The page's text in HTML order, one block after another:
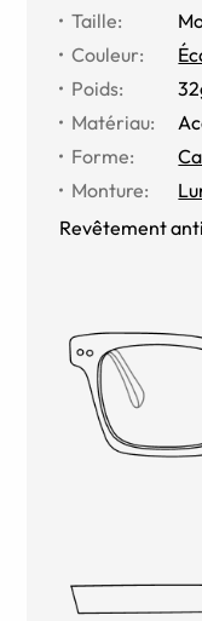
Taille:
Couleur:
Poids:
Matériau:
Forme:
Monture:
Revêtement